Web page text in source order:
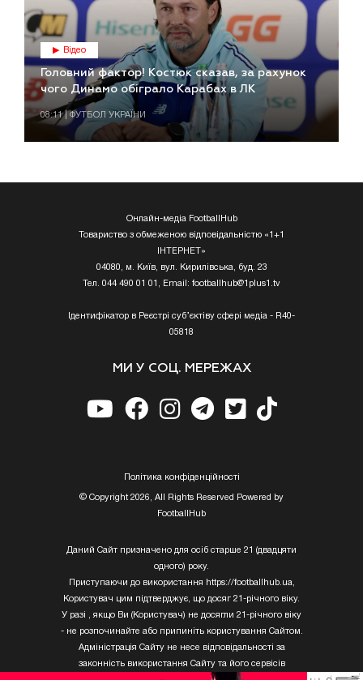
Відео
Головний фактор! Костюк сказав, за рахунок
чого Динамо обіграло Карабах в ЛК
08:11 | ФУТБОЛ УКРАЇНИ
Онлайн-медіа FootballHub
Товариство з обмеженою відповідальністю «1+1
ІНТЕРНЕТ»
04080, м. Київ, вул. Кирилівська, буд. 23
Тел. 044 490 01 01, Email: footballhub@1plus1.tv
Ідентифікатор в Реєстрі суб’єктіву сфері медіа - R40-
05818
МИ У СОЦ. МЕРЕЖАХ
Полiтика конфiденцiйностi
© Copyright 2026, All Rights Reserved Powered by
FootballHub
Даний Сайт призначено для осіб старше 21 (двадцяти
одного) року.
Приступаючи до використання https://footballhub.ua,
Користувач цим підтверджує, що досяг 21-річного віку.
У разі , якщо Ви (Користувач) не досягли 21-річного віку
- не розпочинайте або припиніть користування Сайтом.
Адміністрація Сайту не несе відповідальності за
законність використання Сайту та його сервісів